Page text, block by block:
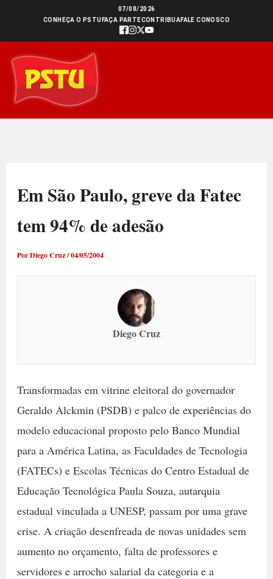
conteúdo
07/08/2026
CONHEÇA O PSTU FAÇA PARTECONTRIBUAFALE CONOSCO
Em São Paulo, greve da Fatec
tem 94% de adesão
PorDiego Cruz/04/05/2004
Diego Cruz
Transformadas em vitrine eleitoral do governador
Geraldo Alckmin (PSDB) e palco de experiências do
modelo educacional proposto pelo Banco Mundial
para a América Latina, as Faculdades de Tecnologia
(FATECs) e Escolas Técnicas do Centro Estadual de
Educação Tecnológica Paula Souza, autarquia
estadual vinculada a UNESP, passam por uma grave
crise. A criação desenfreada de novas unidades sem
aumento no orçamento, falta de professores e
servidores e arrocho salarial da categoria e a